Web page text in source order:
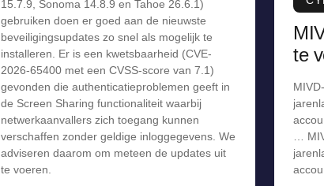
15.7.9, Sonoma 14.8.9 en Tahoe 26.6.1)
gebruiken doen er goed aan de nieuwste
beveiligingsupdates zo snel als mogelijk te
installeren. Er is een kwetsbaarheid (CVE-
2026-65400 met een CVSS-score van 7.1)
gevonden die authenticatieproblemen geeft in
de Screen Sharing functionaliteit waarbij
netwerkaanvallers zich toegang kunnen
verschaffen zonder geldige inloggegevens. We
adviseren daarom om meteen de updates uit
te voeren.
te
…